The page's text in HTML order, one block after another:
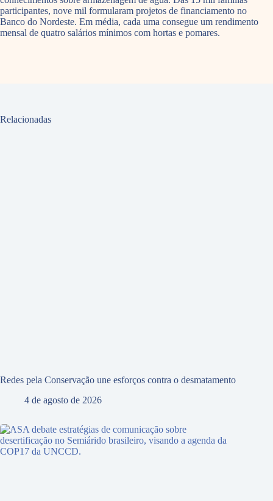
participantes, nove mil formularam projetos de financiamento no
Banco do Nordeste. Em média, cada uma consegue um rendimento
mensal de quatro salários mínimos com hortas e pomares.
Relacionadas
Redes pela Conservação une esforços contra o desmatamento
4 de agosto de 2026